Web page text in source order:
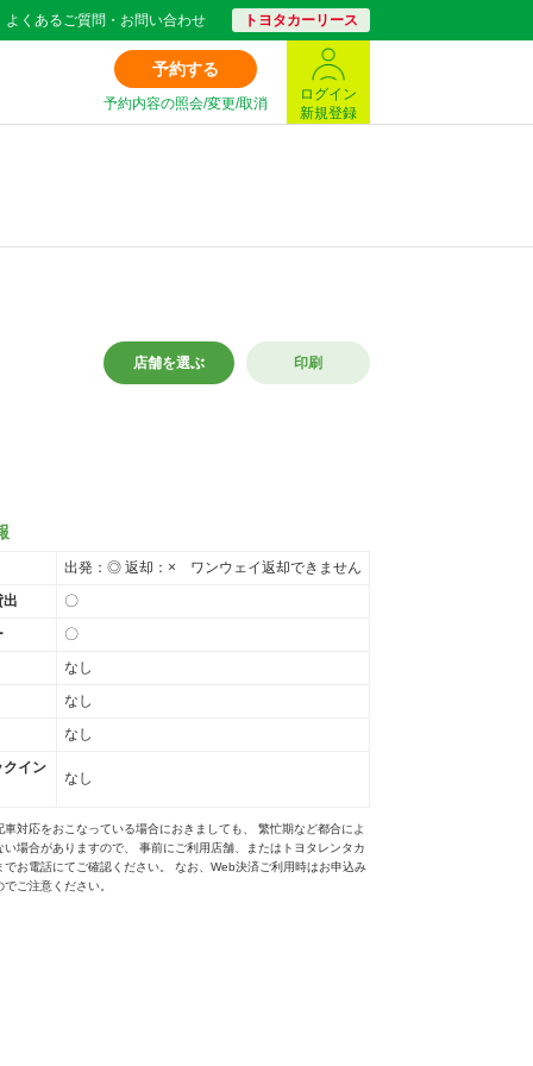
よくあるご質問・お問い合わせ トヨタカーリース
予約する
予約内容の照会/変更/取消
ログイン
新規登録
店舗を選ぶ 印刷
出発：◎ 返却：× ワンウェイ返却できません
出
〇
〇
なし
なし
なし
クイン
なし
対応をおこなっている場合におきましても、 繁忙期など都合によ
い場合がありますので、 事前にご利用店舗、またはトヨタレンタカ
でお電話にてご確認ください。 なお、Web決済ご利用時はお申込み
ご注意ください。